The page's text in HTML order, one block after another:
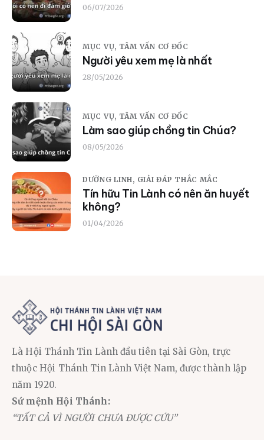
06/07/2026
MỤC VỤ, TÂM VẤN CƠ ĐỐC
Người yêu xem mẹ là nhất
28/05/2026
MỤC VỤ, TÂM VẤN CƠ ĐỐC
Làm sao giúp chồng tin Chúa?
08/05/2026
DƯỠNG LINH, GIẢI ĐÁP THẮC MẮC
Tín hữu Tin Lành có nên ăn huyết
không?
01/04/2026
Là Hội Thánh Tin Lành đầu tiên tại Sài Gòn, trực
thuộc Hội Thánh Tin Lành Việt Nam, được thành lập
năm 1920.
Sứ mệnh Hội Thánh:
“TẤT CẢ VÌ NGƯỜI CHƯA ĐƯỢC CỨU”